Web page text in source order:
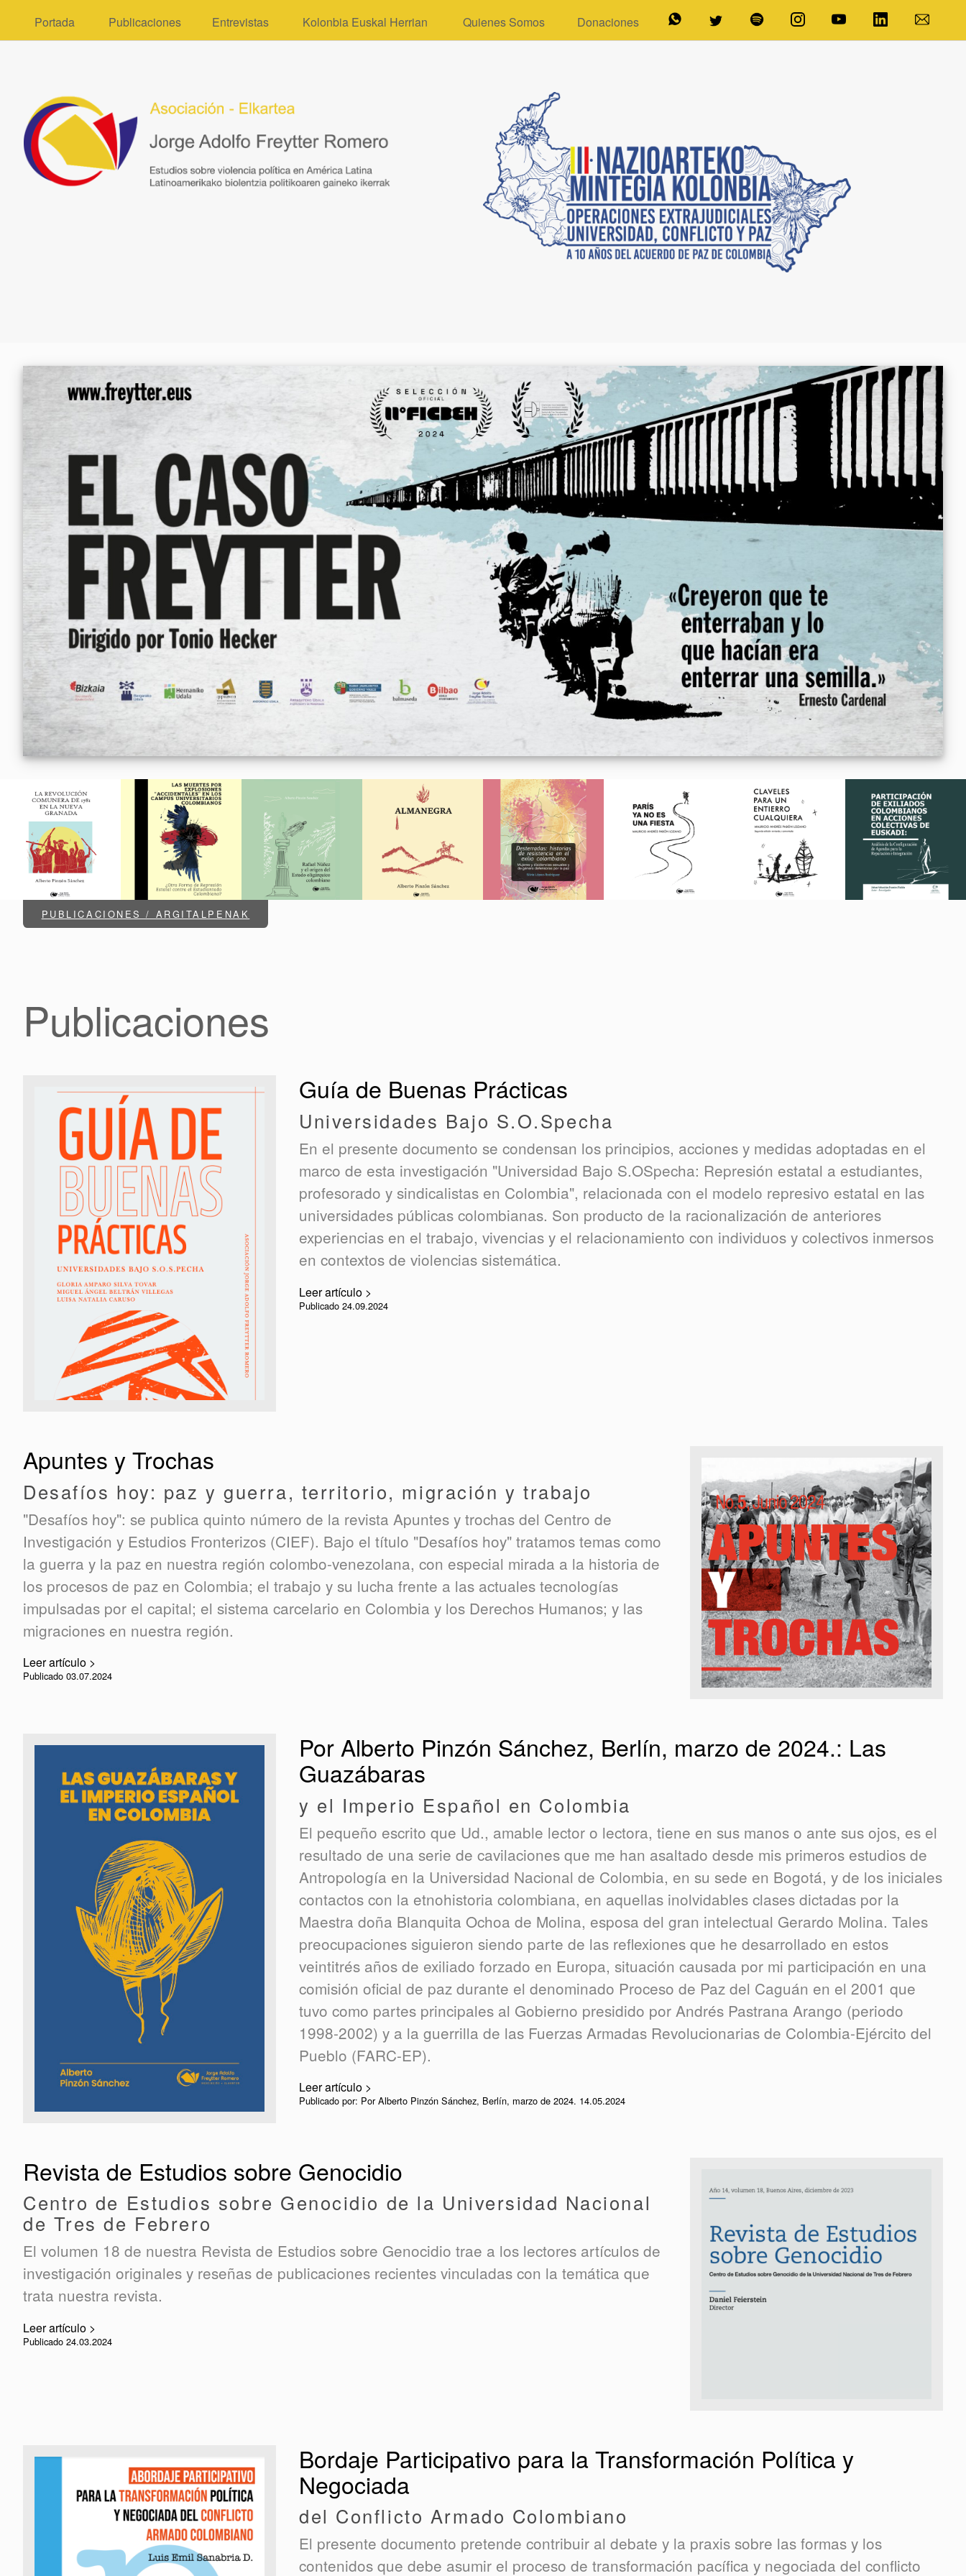
Portada Publicaciones Entrevistas Kolonbia Euskal Herrian Quienes Somos Donaciones
PUBLICACIONES / ARGITALPENAK
Publicaciones
Guía de Buenas Prácticas
Universidades Bajo S.O.Specha
En el presente documento se condensan los principios, acciones y medidas adoptadas en el
marco de esta investigación "Universidad Bajo S.OSpecha: Represión estatal a estudiantes,
profesorado y sindicalistas en Colombia", relacionada con el modelo represivo estatal en las
universidades públicas colombianas. Son producto de la racionalización de anteriores
experiencias en el trabajo, vivencias y el relacionamiento con individuos y colectivos inmersos
en contextos de violencias sistemática.
Leer artículo >
Publicado 24.09.2024
Apuntes y Trochas
Desafíos hoy: paz y guerra, territorio, migración y trabajo
"Desafíos hoy": se publica quinto número de la revista Apuntes y trochas del Centro de
Investigación y Estudios Fronterizos (CIEF). Bajo el título "Desafíos hoy" tratamos temas como
la guerra y la paz en nuestra región colombo-venezolana, con especial mirada a la historia de
los procesos de paz en Colombia; el trabajo y su lucha frente a las actuales tecnologías
impulsadas por el capital; el sistema carcelario en Colombia y los Derechos Humanos; y las
migraciones en nuestra región.
Leer artículo >
Publicado 03.07.2024
Por Alberto Pinzón Sánchez, Berlín, marzo de 2024.: Las
Guazábaras
y el Imperio Español en Colombia
El pequeño escrito que Ud., amable lector o lectora, tiene en sus manos o ante sus ojos, es el
resultado de una serie de cavilaciones que me han asaltado desde mis primeros estudios de
Antropología en la Universidad Nacional de Colombia, en su sede en Bogotá, y de los iniciales
contactos con la etnohistoria colombiana, en aquellas inolvidables clases dictadas por la
Maestra doña Blanquita Ochoa de Molina, esposa del gran intelectual Gerardo Molina. Tales
preocupaciones siguieron siendo parte de las reflexiones que he desarrollado en estos
veintitrés años de exiliado forzado en Europa, situación causada por mi participación en una
comisión oficial de paz durante el denominado Proceso de Paz del Caguán en el 2001 que
tuvo como partes principales al Gobierno presidido por Andrés Pastrana Arango (periodo
1998-2002) y a la guerrilla de las Fuerzas Armadas Revolucionarias de Colombia-Ejército del
Pueblo (FARC-EP).
Leer artículo >
Publicado por: Por Alberto Pinzón Sánchez, Berlín, marzo de 2024. 14.05.2024
Revista de Estudios sobre Genocidio
Centro de Estudios sobre Genocidio de la Universidad Nacional
de Tres de Febrero
El volumen 18 de nuestra Revista de Estudios sobre Genocidio trae a los lectores artículos de
investigación originales y reseñas de publicaciones recientes vinculadas con la temática que
trata nuestra revista.
Leer artículo >
Publicado 24.03.2024
Bordaje Participativo para la Transformación Política y
Negociada
del Conflicto Armado Colombiano
El presente documento pretende contribuir al debate y la praxis sobre las formas y los
contenidos que debe asumir el proceso de transformación pacífica y negociada del conflicto